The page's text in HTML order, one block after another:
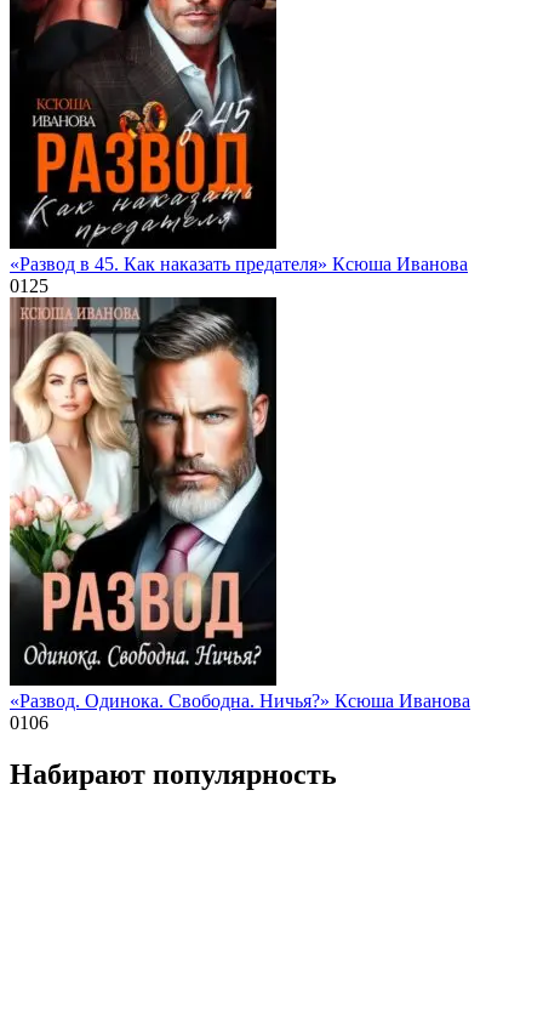
«Развод в 45. Как наказать предателя» Ксюша Иванова
0125
«Развод. Одинока. Свободна. Ничья?» Ксюша Иванова
0106
Набирают популярность